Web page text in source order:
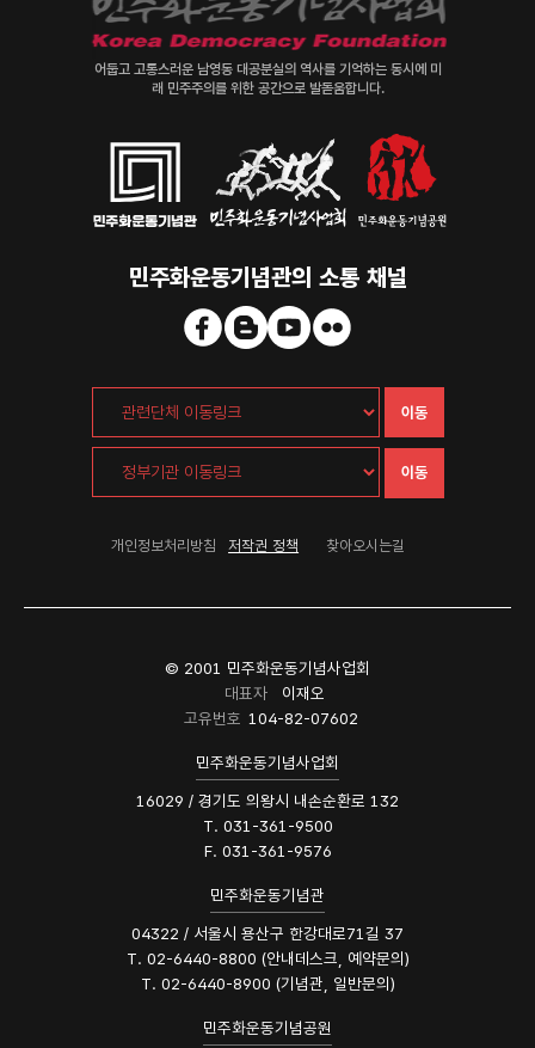
어둡고 고통스러운 남영동 대공분실의 역사를 기억하는 동시에 미
래 민주주의를 위한 공간으로 발돋움합니다.
민주화운동기념관의 소통 채널
이동
이동
개인정보처리방침 저작권 정책 찾아오시는길
© 2001 민주화운동기념사업회
대표자
이재오
고유번호 104-82-07602
민주화운동기념사업회
16029 / 경기도 의왕시 내손순환로 132
T. 031-361-9500
F. 031-361-9576
민주화운동기념관
04322 / 서울시 용산구 한강대로71길 37
T. 02-6440-8800 (안내데스크, 예약문의)
T. 02-6440-8900 (기념관, 일반문의)
민주화운동기념공원